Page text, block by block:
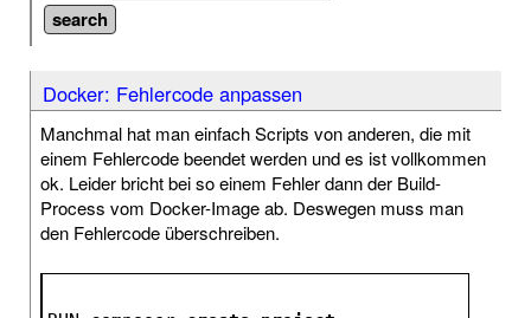
Docker: Fehlercode anpassen
Manchmal hat man einfach Scripts von anderen, die mit
einem Fehlercode beendet werden und es ist vollkommen
ok. Leider bricht bei so einem Fehler dann der Build-
Process vom Docker-Image ab. Deswegen muss man
den Fehlercode überschreiben.